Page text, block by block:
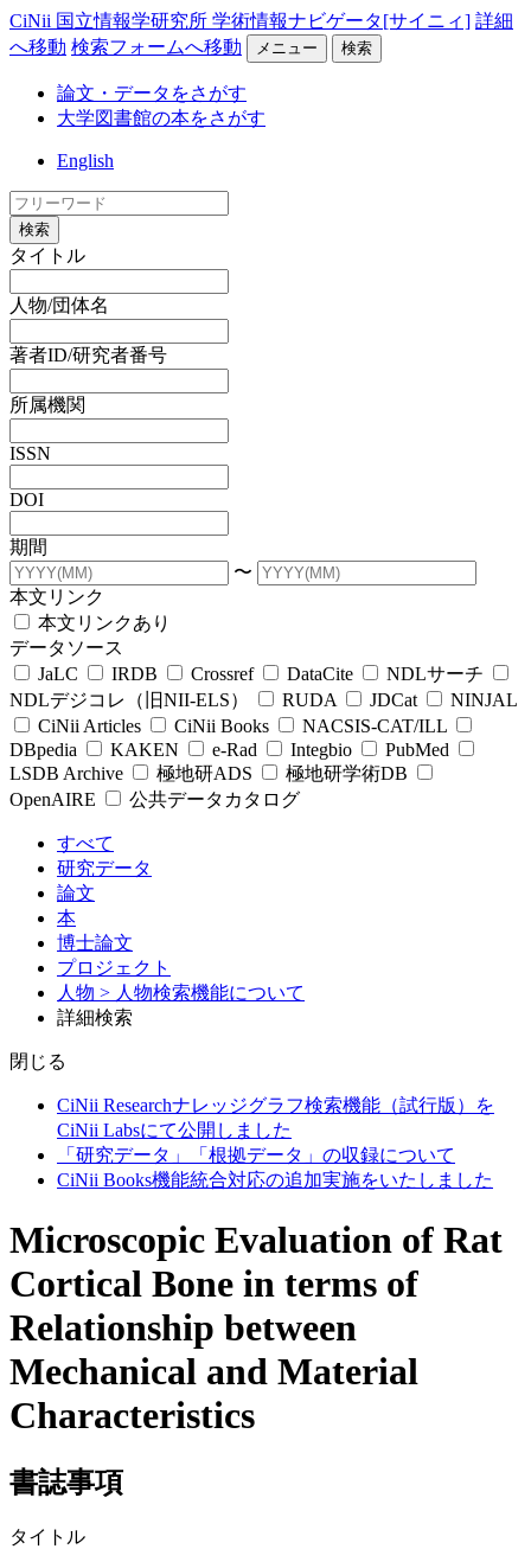
CiNii 国立情報学研究所 学術情報ナビゲータ[サイニィ] 詳細
へ移動 検索フォームへ移動 メニュー 検索
論文・データをさがす
大学図書館の本をさがす
English
検索
タイトル
人物/団体名
著者ID/研究者番号
所属機関
ISSN
DOI
期間
〜
本文リンク
本文リンクあり
データソース
JaLC
IRDB Crossref DataCite
NDLサーチ
NDLデジコレ（旧NII-ELS）
RUDA JDCat
NINJAL
CiNii Articles
CiNii Books
NACSIS-CAT/ILL
DBpedia
KAKEN e-Rad Integbio
PubMed
LSDB Archive
極地研ADS
極地研学術DB
OpenAIRE
公共データカタログ
すべて
研究データ
論文
本
博士論文
プロジェクト
人物 > 人物検索機能について
詳細検索
閉じる
CiNii Researchナレッジグラフ検索機能（試行版）を
CiNii Labsにて公開しました
「研究データ」「根拠データ」の収録について
CiNii Books機能統合対応の追加実施をいたしました
Microscopic Evaluation of Rat
Cortical Bone in terms of
Relationship between
Mechanical and Material
Characteristics
書誌事項
タイトル